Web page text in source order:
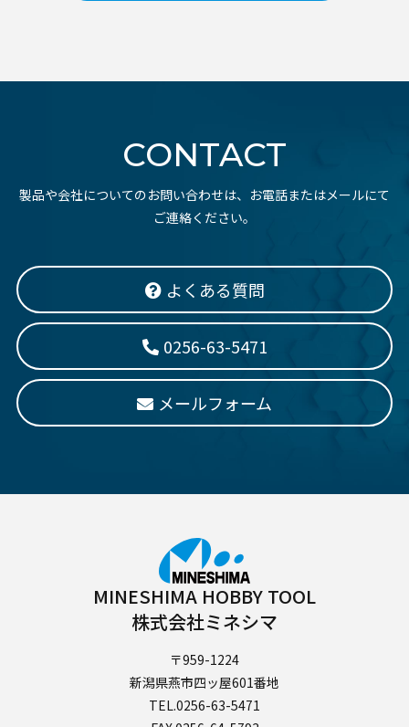
ン
CONTACT
製品や会社についてのお問い合わせは、お電話またはメールにて
ご連絡ください。
よくある質問
0256-63-5471
メールフォーム
MINESHIMA HOBBY TOOL
株式会社ミネシマ
〒959-1224
新潟県燕市四ッ屋601番地
TEL.0256-63-5471